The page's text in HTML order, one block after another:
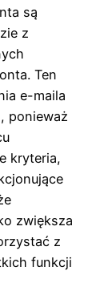
są
z
Ten
e-maila
ponieważ
kryteria,
zwiększa
z
funkcji